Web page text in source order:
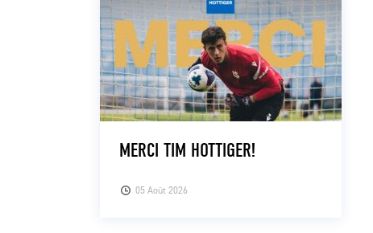
05 Août 2026
MERCI TIM HOTTIGER!